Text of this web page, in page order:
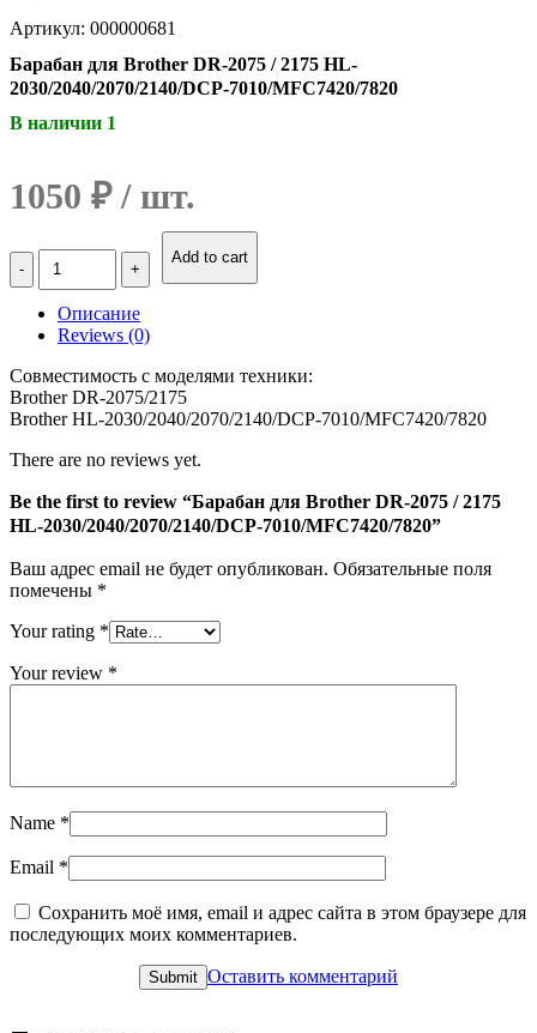
Артикул: 000000681
Барабан для Brother DR-2075 / 2175 HL-
2030/2040/2070/2140/DCP-7010/MFC7420/7820
В наличии 1
1050 ₽
Количество
Барабан
Brother
DR-
2075
/
2175
HL-
2030/2040/2070/2140/DCP-
Add to cart
Описание
Reviews (0)
Совместимость с моделями техники:
Brother DR-2075/2175
Brother HL-2030/2040/2070/2140/DCP-7010/MFC7420/7820
There are no reviews yet.
Be the first to review “Барабан для Brother DR-2075 / 2175
HL-2030/2040/2070/2140/DCP-7010/MFC7420/7820”
Ваш адрес email не будет опубликован. Обязательные поля
помечены *
Your rating *
Your review *
Name *
Email *
Сохранить моё имя, email и адрес сайта в этом браузере для
последующих моих комментариев.
Оставить комментарий